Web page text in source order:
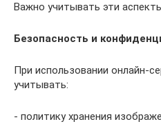
Важно учитывать эти
Безопасность и
При использовании онлайн-
учитывать:
- политику хранения